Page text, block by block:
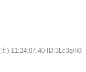
) 11:24:07.40 ID:3Lc3g//i0